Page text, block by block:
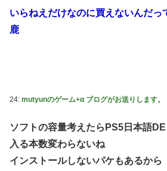
いらねえだけなのに買えないんだっ
鹿
24: mutyunのゲーム+α ブログがお送りします。
ソフトの容量考えたらPS5日本語DE
入る本数変わらないね
インストールしないパケもあるから